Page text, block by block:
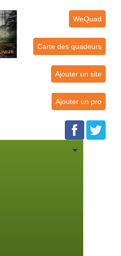
WeQuad
Carte des quadeurs
Ajouter un site
Ajouter un pro